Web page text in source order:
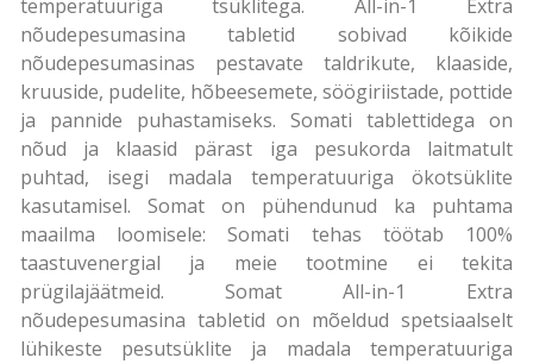
temperatuuriga tsüklitega. All-in-1 Extra
nõudepesumasina tabletid sobivad kõikide
nõudepesumasinas pestavate taldrikute, klaaside,
kruuside, pudelite, hõbeesemete, söögiriistade, pottide
ja pannide puhastamiseks. Somati tablettidega on
nõud ja klaasid pärast iga pesukorda laitmatult
puhtad, isegi madala temperatuuriga ökotsüklite
kasutamisel. Somat on pühendunud ka puhtama
maailma loomisele: Somati tehas töötab 100%
taastuvenergial ja meie tootmine ei tekita
prügilajäätmeid. Somat All-in-1 Extra
nõudepesumasina tabletid on mõeldud spetsiaalselt
lühikeste pesutsüklite ja madala temperatuuriga